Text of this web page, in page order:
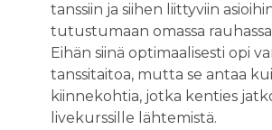
tanssiin ja siihen liittyviin
tutustumaan omassa
Eihän siinä optimaalisesti opi
tanssitaitoa, mutta se antaa
kiinnekohtia, jotka kenties
livekurssille lähtemistä.